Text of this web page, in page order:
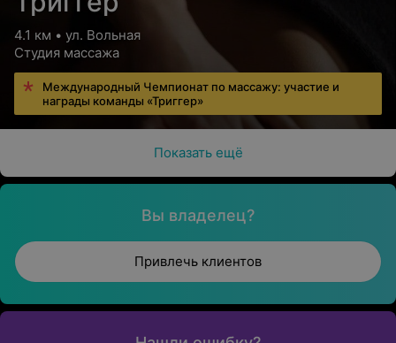
4.1 км • ул. Вольная
Студия массажа
Международный Чемпионат по массажу: участие и
награды команды «Триггер»
Показать ещё
Вы владелец?
Привлечь клиентов